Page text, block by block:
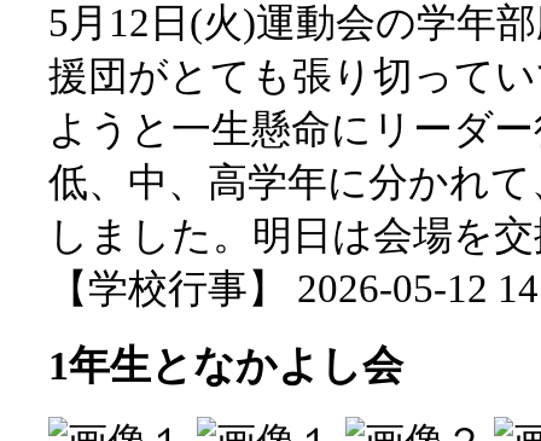
5月12日(火)運動会の学年
援団がとても張り切って
ようと一生懸命にリーダ
低、中、高学年に分かれ
しました。明日は会場を
【学校行事】 2026-05-12
1年生となかよし会